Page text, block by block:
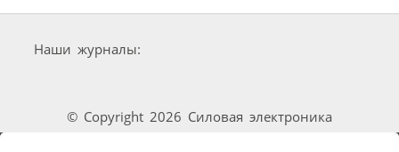
Наши журналы:
© Copyright 2026 Силовая электроника